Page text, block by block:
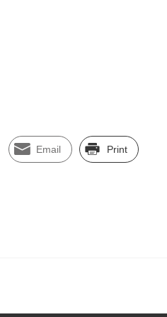
Email Print